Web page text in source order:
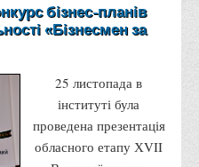
практика)
бізнес-планів
«Бізнесмен за
25 листопада в
інституті була
проведена презентація
обласного етапу ХVII